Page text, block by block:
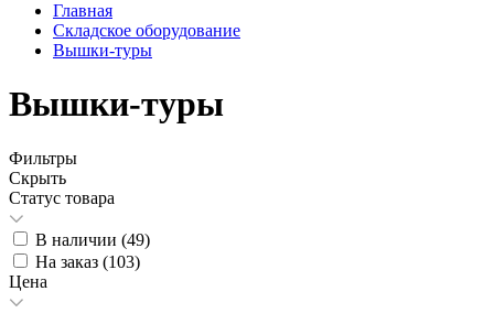
Главная
Складское оборудование
Вышки-туры
Вышки-туры
Фильтры
Скрыть
Статус товара
В наличии (49)
На заказ (103)
Цена